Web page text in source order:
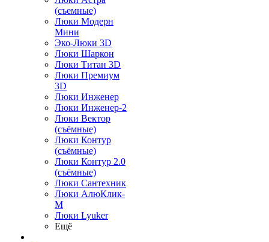
(съемные)
Люки Модерн
Мини
Эко-Люки 3D
Люки Шаркон
Люки Титан 3D
Люки Премиум
3D
Люки Инженер
Люки Инженер-2
Люки Вектор
(съёмные)
Люки Контур
(съёмные)
Люки Контур 2.0
(съёмные)
Люки Сантехник
Люки АлюКлик-
М
Люки Lyuker
Ещё